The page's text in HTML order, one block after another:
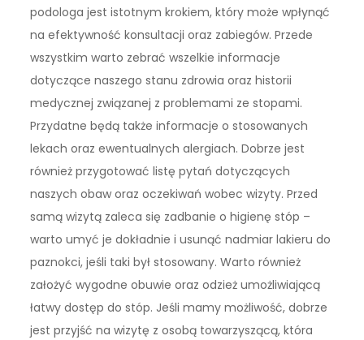
podologa jest istotnym krokiem, który może wpłynąć
na efektywność konsultacji oraz zabiegów. Przede
wszystkim warto zebrać wszelkie informacje
dotyczące naszego stanu zdrowia oraz historii
medycznej związanej z problemami ze stopami.
Przydatne będą także informacje o stosowanych
lekach oraz ewentualnych alergiach. Dobrze jest
również przygotować listę pytań dotyczących
naszych obaw oraz oczekiwań wobec wizyty. Przed
samą wizytą zaleca się zadbanie o higienę stóp –
warto umyć je dokładnie i usunąć nadmiar lakieru do
paznokci, jeśli taki był stosowany. Warto również
założyć wygodne obuwie oraz odzież umożliwiającą
łatwy dostęp do stóp. Jeśli mamy możliwość, dobrze
jest przyjść na wizytę z osobą towarzyszącą, która